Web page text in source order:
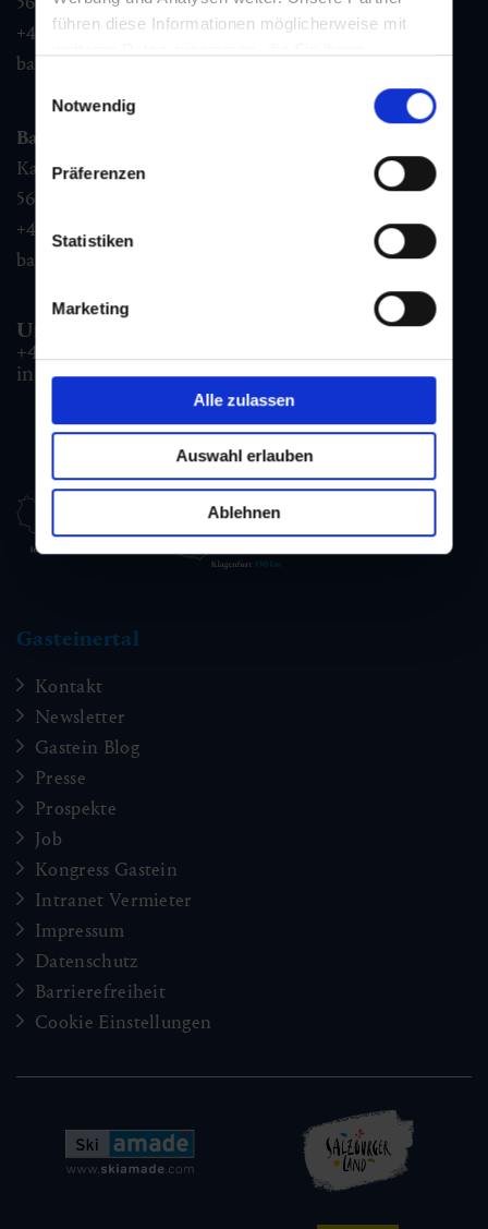
führen diese Informationen möglicherweise mit
Nutzung der Dienste gesammelt haben.
Notwendig
Präferenzen
Statistiken
Marketing
Alle zulassen
Auswahl erlauben
Ablehnen
+43 6432 3393 260
badhofgastein@gastein.com
Bad Gastein
Kaiser Franz Josefstr. 27,
5640
+43 6432 3393 560
badgastein@gastein.com
Unterkunfts- & Buchungshotline:
+43 6432 3393 990
info@gastein.com
Gasteinertal
Kontakt
Newsletter
Gastein Blog
Presse
Prospekte
Job
Kongress Gastein
Intranet Vermieter
Impressum
Datenschutz
Barrierefreiheit
Cookie Einstellungen